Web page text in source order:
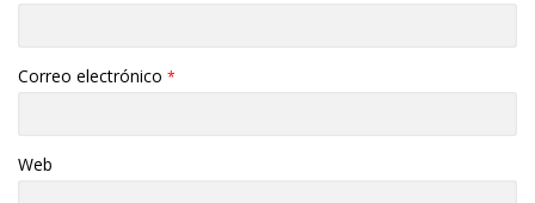
Correo electrónico *
Web